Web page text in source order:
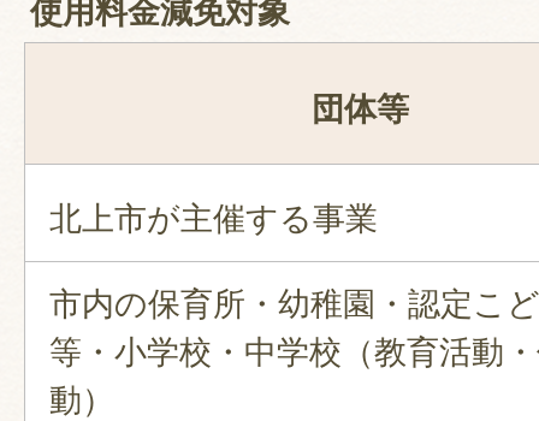
使用料金減免対象
団体等
北上市が主催する事業
市内の保育所・幼稚園・認定こ
等・小学校・中学校（教育活動
動）